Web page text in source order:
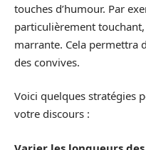
touches d’humour. Par
particulièrement
marrante. Cela permettra
des convives.
Voici quelques stratégies
votre discours :